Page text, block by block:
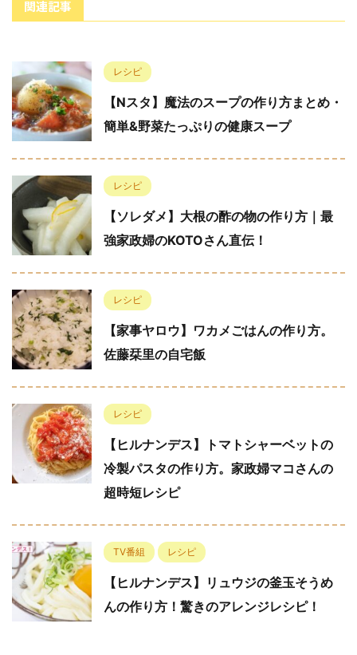
関連記事
レシピ
【Nスタ】魔法のスープの作り方まとめ・
簡単&野菜たっぷりの健康スープ
レシピ
【ソレダメ】大根の酢の物の作り方｜最
強家政婦のKOTOさん直伝！
レシピ
【家事ヤロウ】ワカメごはんの作り方。
佐藤栞里の自宅飯
レシピ
【ヒルナンデス】トマトシャーベットの
冷製パスタの作り方。家政婦マコさんの
超時短レシピ
TV番組 レシピ
【ヒルナンデス】リュウジの釜玉そうめ
んの作り方！驚きのアレンジレシピ！